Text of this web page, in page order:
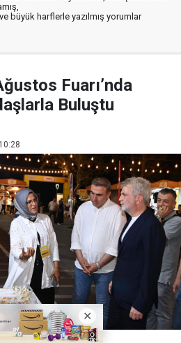
büyük harflerle yazılmış yorumlar
Fuarı’nda
Buluştu